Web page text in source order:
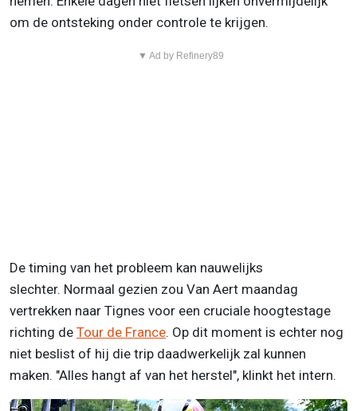
om de ontsteking onder controle te krijgen.
▼ Ad by Refinery89
De timing van het probleem kan nauwelijks
slechter. Normaal gezien zou Van Aert maandag
vertrekken naar Tignes voor een cruciale hoogtestage
richting de Tour de France. Op dit moment is echter nog
niet beslist of hij die trip daadwerkelijk zal kunnen
maken. "Alles hangt af van het herstel", klinkt het intern.